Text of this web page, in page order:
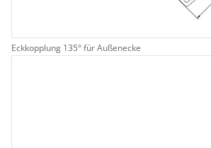
Eckkopplung 135° für Außenecke